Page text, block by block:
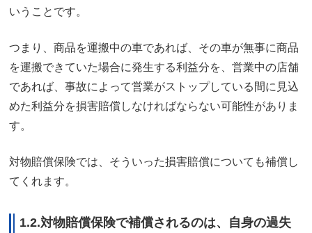
いうことです。
つまり、商品を運搬中の車であれば、その車が無事に商品
を運搬できていた場合に発生する利益分を、営業中の店舗
であれば、事故によって営業がストップしている間に見込
めた利益分を損害賠償しなければならない可能性がありま
す。
対物賠償保険では、そういった損害賠償についても補償し
てくれます。
1.2.対物賠償保険で補償されるのは、自身の過失